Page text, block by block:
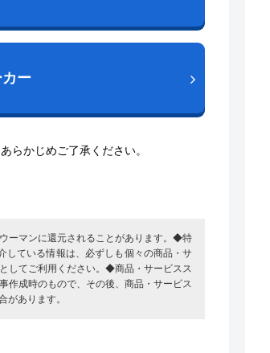
カー
らかじめご了承ください。
ーマンに還元されることがあります。◆特
ている情報は、必ずしも個々の商品・サ
してご利用ください。◆商品・サービスス
作成時のもので、その後、商品・サービス
あります。